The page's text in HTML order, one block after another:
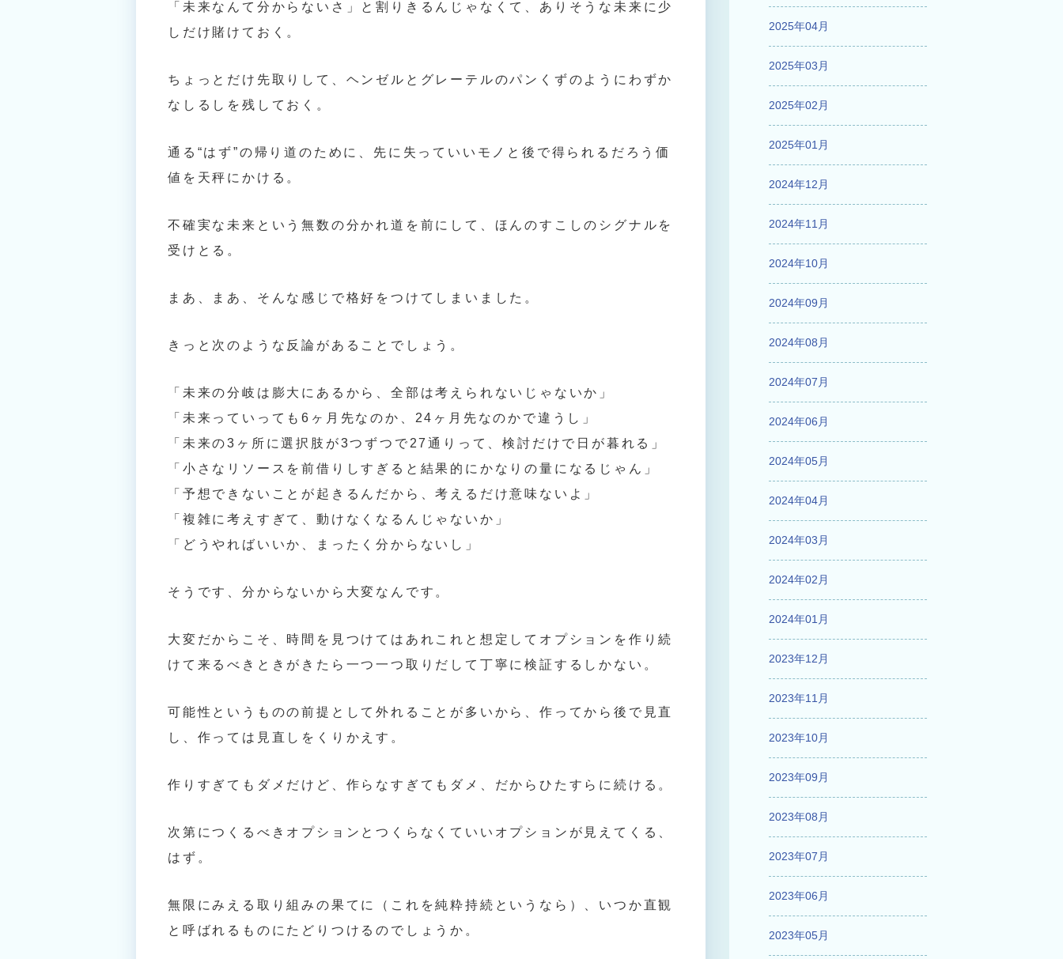
「未来なんて分からないさ」と割りきるんじゃなくて、ありそうな未来に少
しだけ賭けておく。
ちょっとだけ先取りして、ヘンゼルとグレーテルのパンくずのようにわずか
なしるしを残しておく。
通る“はず”の帰り道のために、先に失っていいモノと後で得られるだろう価
値を天秤にかける。
不確実な未来という無数の分かれ道を前にして、ほんのすこしのシグナルを
受けとる。
まあ、まあ、そんな感じで格好をつけてしまいました。
きっと次のような反論があることでしょう。
「未来の分岐は膨大にあるから、全部は考えられないじゃないか」
「未来っていっても6ヶ月先なのか、24ヶ月先なのかで違うし」
「未来の3ヶ所に選択肢が3つずつで27通りって、検討だけで日が暮れる」
「小さなリソースを前借りしすぎると結果的にかなりの量になるじゃん」
「予想できないことが起きるんだから、考えるだけ意味ないよ」
「複雑に考えすぎて、動けなくなるんじゃないか」
「どうやればいいか、まったく分からないし」
そうです、分からないから大変なんです。
大変だからこそ、時間を見つけてはあれこれと想定してオプションを作り続
けて来るべきときがきたら一つ一つ取りだして丁寧に検証するしかない。
可能性というものの前提として外れることが多いから、作ってから後で見直
し、作っては見直しをくりかえす。
作りすぎてもダメだけど、作らなすぎてもダメ、だからひたすらに続ける。
次第につくるべきオプションとつくらなくていいオプションが見えてくる、
はず。
無限にみえる取り組みの果てに（これを純粋持続というなら）、いつか直観
と呼ばれるものにたどりつけるのでしょうか。
2025年04月
2025年03月
2025年02月
2025年01月
2024年12月
2024年11月
2024年10月
2024年09月
2024年08月
2024年07月
2024年06月
2024年05月
2024年04月
2024年03月
2024年02月
2024年01月
2023年12月
2023年11月
2023年10月
2023年09月
2023年08月
2023年07月
2023年06月
2023年05月